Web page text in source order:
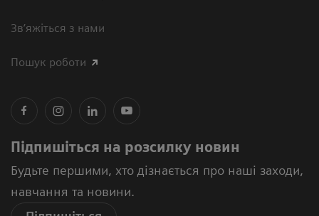
Зв’яжіться з нами
Пошук роботи
Підпишіться на розсилку новин
Будьте першими, хто дізнається про наші заходи,
навчання та новини.